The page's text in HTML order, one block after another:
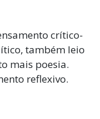
crítico-
também leio
mais poesia.
reflexivo.